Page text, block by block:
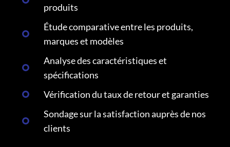
produits
Étude comparative entre les produits,
marques et modèles
Analyse des caractéristiques et
spécifications
Vérification du taux de retour et garanties
Sondage sur la satisfaction auprès de nos
clients